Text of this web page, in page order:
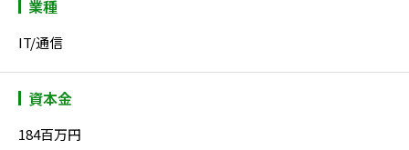
業種
IT/通信
資本金
184百万円